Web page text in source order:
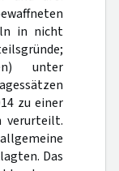
in nicht
unter
zu einer
verurteilt.
Das